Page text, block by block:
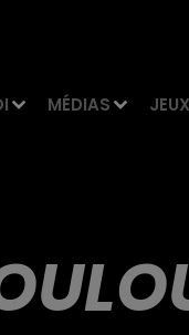
MÉDIAS JEUX